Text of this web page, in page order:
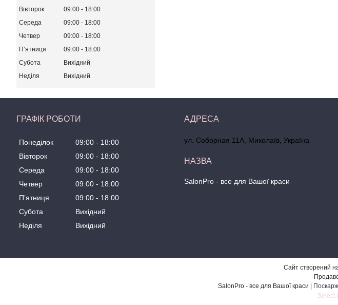
Вівторок
09:00
18:00
Середа
09:00
18:00
Четвер
09:00
18:00
Пʼятниця
09:00
18:00
Субота
Вихідний
Неділя
Вихідний
ГРАФІК РОБОТИ
Понеділок 09:00
18:00
Вівторок
09:00
18:00
Середа
09:00
18:00
Четвер
09:00
18:00
Пʼятниця
09:00
18:00
Субота
Вихідний
Неділя
Вихідний
ул. Соборная 11А, Миколаїв, Україна
SalonPro - все для Вашої краси
Сайт створений
SalonPro - все для Вашої краси |
Select